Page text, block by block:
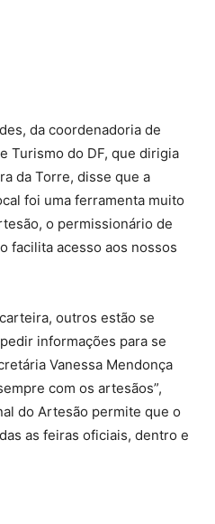
da coordenadoria de
Turismo do DF, que dirigia
da Torre, disse que a
foi uma ferramenta muito
o permissionário de
facilita acesso aos nossos
outros estão se
informações para se
Vanessa Mendonça
com os artesãos”,
do Artesão permite que o
as feiras oficiais, dentro e